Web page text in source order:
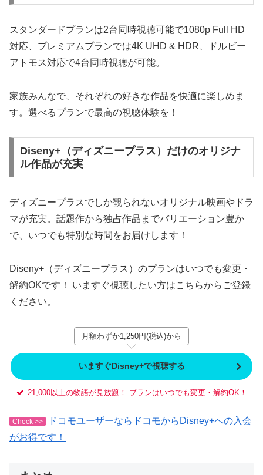
スタンダードプランは2台同時視聴可能で1080p Full HD
対応、プレミアムプランでは4K UHD & HDR、ドルビー
アトモス対応で4台同時視聴が可能。
家族みんなで、それぞれの好きな作品を快適に楽しめま
す。選べるプランで最高の視聴体験を！
Diseny+（ディズニープラス）だけのオリジナ
ル作品が充実
ディズニープラスでしか観られないオリジナル映画やドラ
マが充実。話題作から独占作品までバリエーション豊か
で、いつでも特別な時間をお届けします！
Diseny+（ディズニープラス）のプランはいつでも変更・
解約OKです！ いますぐ視聴したい方はこちらからご登録
ください。
月額わずか1,250円(税込)から
いますぐDisney+で視聴する
21,000以上の物語が見放題！ プランはいつでも変更・解約OK！
Check >>
ドコモユーザーならドコモからDisney+への入会
がお得です！